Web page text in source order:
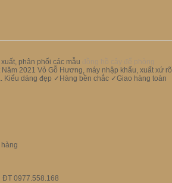
phân phối các mẫu
Năm 2021 Vỏ Gỗ Hương, máy nhập khẩu, xuất xứ rõ
Kiểu dáng đẹp ✓Hàng bền chắc ✓Giao hàng toàn
ĐT 0977.558.168